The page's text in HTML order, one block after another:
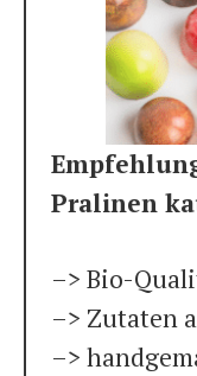
Pralinen
–> Bio-
–> Zutaten
–>